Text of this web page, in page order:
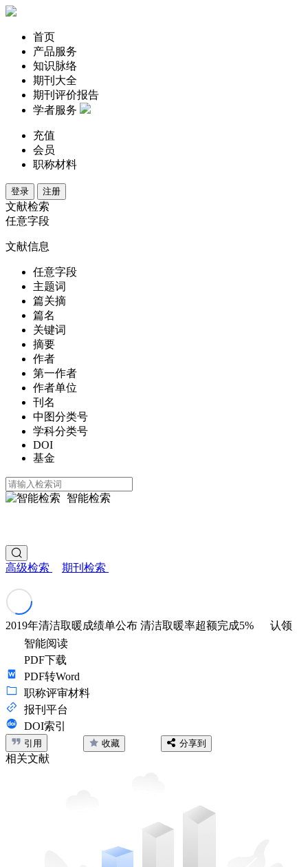
首页
产品服务
知识脉络
期刊大全
期刊评价报告
学者服务
充值
会员
职称材料
登录 注册
文献检索
任意字段
文献信息
任意字段
主题词
篇关摘
篇名
关键词
摘要
作者
第一作者
作者单位
刊名
中图分类号
学科分类号
DOI
基金
智能检索
高级检索 期刊检索
2019年清洁取暖成绩单公布 清洁取暖率超额完成5%
认领
智能阅读
PDF下载
PDF转Word
职称评审材料
报刊平台
DOI索引
引用 收藏 分享到
相关文献